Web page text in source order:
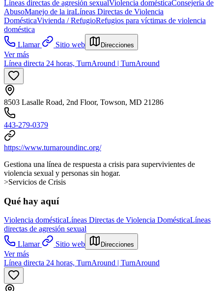
Líneas directas de agresión sexualViolencia domésticaConsejería de
AbusoManejo de la iraLíneas Directas de Violencia
DomésticaVivienda / RefugioRefugios para víctimas de violencia
doméstica
Llamar
Sitio web Direcciones
Ver más
Línea directa 24 horas, TurnAround | TurnAround
8503 Lasalle Road, 2nd Floor, Towson, MD 21286
443-279-0379
https://www.turnaroundinc.org/
Gestiona una línea de respuesta a crisis para supervivientes de
violencia sexual y personas sin hogar.
>Servicios de Crisis
Qué hay aquí
Violencia domésticaLíneas Directas de Violencia DomésticaLíneas
directas de agresión sexual
Llamar
Sitio web Direcciones
Ver más
Línea directa 24 horas, TurnAround | TurnAround